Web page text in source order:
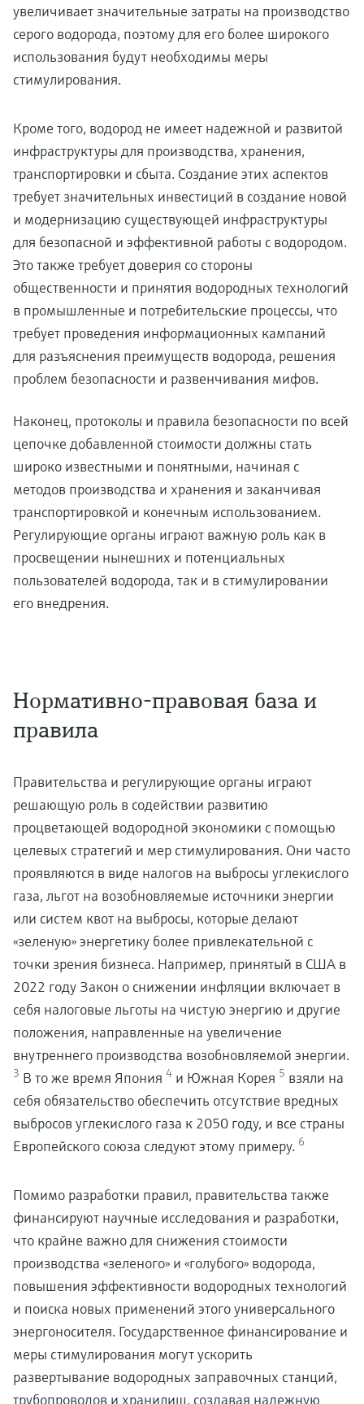
увеличивает значительные затраты на производство
серого водорода, поэтому для его более широкого
использования будут необходимы меры
стимулирования.
Кроме того, водород не имеет надежной и развитой
инфраструктуры для производства, хранения,
транспортировки и сбыта. Создание этих аспектов
требует значительных инвестиций в создание новой
и модернизацию существующей инфраструктуры
для безопасной и эффективной работы с водородом.
Это также требует доверия со стороны
общественности и принятия водородных технологий
в промышленные и потребительские процессы, что
требует проведения информационных кампаний
для разъяснения преимуществ водорода, решения
проблем безопасности и развенчивания мифов.
Наконец, протоколы и правила безопасности по всей
цепочке добавленной стоимости должны стать
широко известными и понятными, начиная с
методов производства и хранения и заканчивая
транспортировкой и конечным использованием.
Регулирующие органы играют важную роль как в
просвещении нынешних и потенциальных
пользователей водорода, так и в стимулировании
его внедрения.
Нормативно-правовая база и
правила
Правительства и регулирующие органы играют
решающую роль в содействии развитию
процветающей водородной экономики с помощью
целевых стратегий и мер стимулирования. Они часто
проявляются в виде налогов на выбросы углекислого
газа, льгот на возобновляемые источники энергии
или систем квот на выбросы, которые делают
«зеленую» энергетику более привлекательной с
точки зрения бизнеса. Например, принятый в США в
2022 году Закон о снижении инфляции включает в
себя налоговые льготы на чистую энергию и другие
положения, направленные на увеличение
внутреннего производства возобновляемой энергии.
3 В то же время Япония 4 и Южная Корея 5 взяли на
себя обязательство обеспечить отсутствие вредных
выбросов углекислого газа к 2050 году, и все страны
Европейского союза следуют этому примеру. 6
Помимо разработки правил, правительства также
финансируют научные исследования и разработки,
что крайне важно для снижения стоимости
производства «зеленого» и «голубого» водорода,
повышения эффективности водородных технологий
и поиска новых применений этого универсального
энергоносителя. Государственное финансирование и
меры стимулирования могут ускорить
развертывание водородных заправочных станций,
трубопроводов и хранилищ, создавая надежную